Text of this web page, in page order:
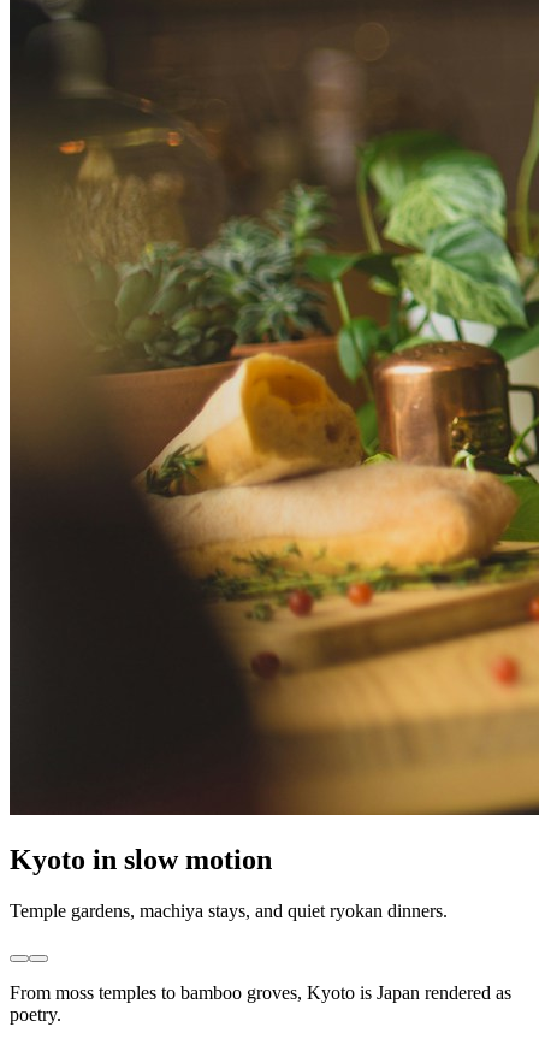
Kyoto in slow motion
Temple gardens, machiya stays, and quiet ryokan dinners.
From moss temples to bamboo groves, Kyoto is Japan rendered as
poetry.